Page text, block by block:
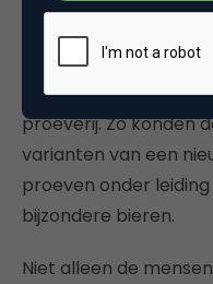
Meesterbrouwer
met Bierista’s Arvid
live te volgen via
proeverij. Zo konden
varianten van een
proeven onder
bijzondere bieren.
Niet alleen de